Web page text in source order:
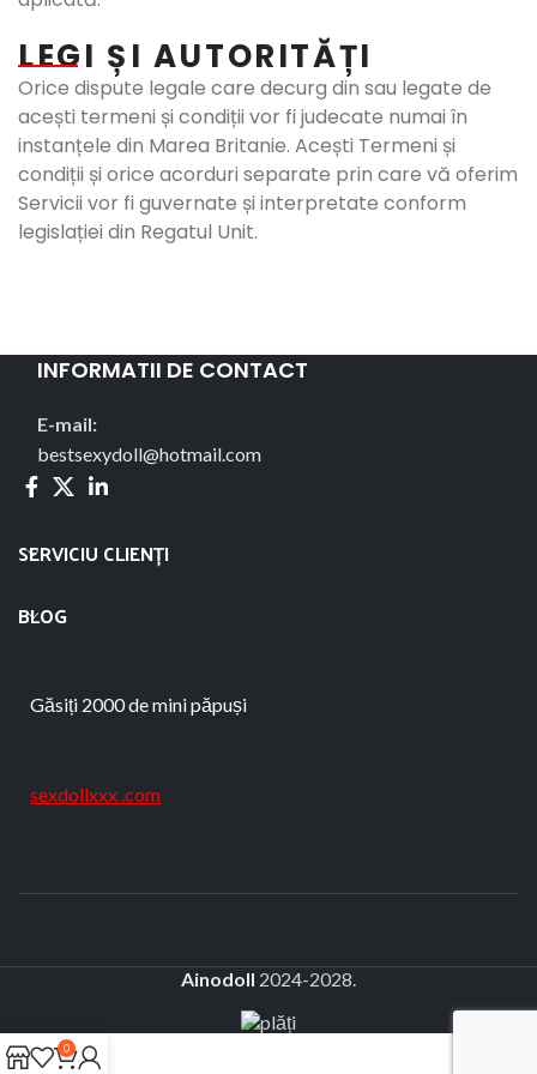
LEGI ȘI AUTORITĂȚI
Orice dispute legale care decurg din sau legate de
acești termeni și condiții vor fi judecate numai în
instanțele din Marea Britanie. Acești Termeni și
condiții și orice acorduri separate prin care vă oferim
Servicii vor fi guvernate și interpretate conform
legislației din Regatul Unit.
INFORMATII DE CONTACT
E-mail:
bestsexydoll@hotmail.com
SERVICIU CLIENȚI
BLOG
Găsiți 2000 de mini păpuși
sexdollxxx .com
Ainodoll 2024-2028.
0